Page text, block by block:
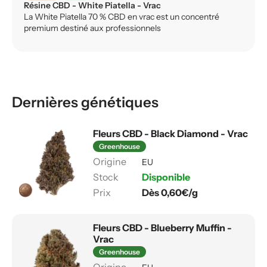
Résine CBD - White Piatella - Vrac
La White Piatella 70 % CBD en vrac est un concentré
premium destiné aux professionnels
Dernières génétiques
Fleurs CBD - Black Diamond - Vrac
Greenhouse
EU
Disponible
Dès 0,60€/g
Fleurs CBD - Blueberry Muffin -
Vrac
Greenhouse